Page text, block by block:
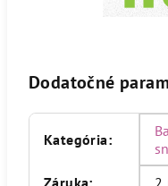
Dodatočné
Kategória:
Záruka:
2